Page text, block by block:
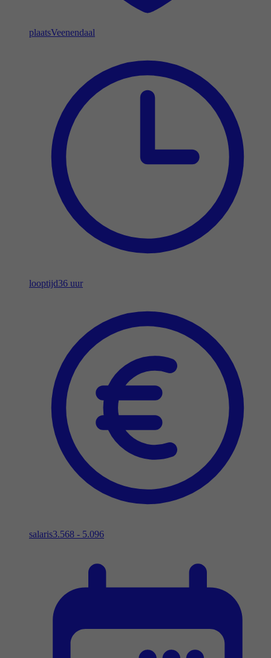
plaatsVeenendaal
looptijd36 uur
salaris3.568 - 5.096